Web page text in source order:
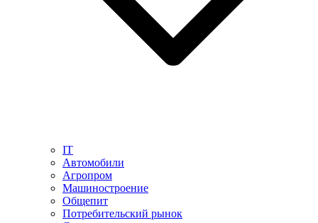
IT
Автомобили
Агропром
Машиностроение
Общепит
Потребительский рынок